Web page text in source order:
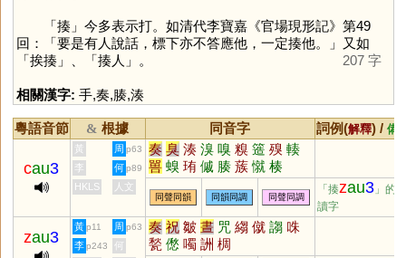
「揍」今多表示打。如清代李寶嘉《官場現形記》第49
回：「要是有人說話，標下亦不答應他，一定揍他。」又如
「挨揍」、「揍人」。
207 字
相關漢字: 手,奏,腠,湊
粵語音節 & 根據 同音字 詞例(解釋) / 備
cau3
黃 周 p63 奏 臭 湊 溴 嗅 糗 簉 殠 輳
嘼 螑 珛 傶 腠 蔟 憱 楱
李 何 p89
HKLS 人文
同聲同韻 同韻同調 同聲同調
「揍zau3 」的
讀字
zau3
黃 p11 周 p63 奏 祝 皺 晝 咒 縐 僦 謅 咮
甃 僽 噣 詶 椆
李 p243
何